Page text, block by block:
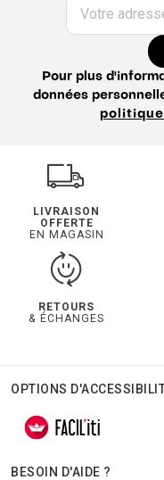
Votre
Pour plus
données
LIVRAISON
OFFERTE
EN MAGASIN
RETOURS
& ÉCHANGES
OPTIONS
BESOIN D'AIDE ?